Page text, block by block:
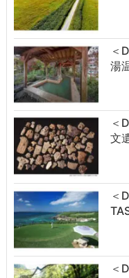
＜
湯
＜
文
＜
＜